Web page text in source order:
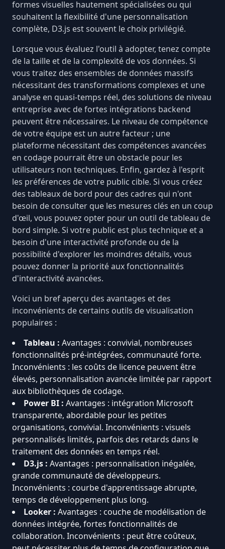
formes visuelles hautement spécialisées ou qui
souhaitent la flexibilité d'une personnalisation
complète, D3.js est souvent le choix privilégié.
Lorsque vous évaluez l'outil à adopter, tenez compte
de la taille et de la complexité de vos données. Si
vous traitez des ensembles de données massifs
nécessitant des transformations complexes et une
analyse en quasi-temps réel, des solutions de niveau
entreprise avec de fortes intégrations backend
peuvent être nécessaires. Le niveau de compétence
de votre équipe est un autre facteur ; une
plateforme nécessitant des compétences avancées
en codage pourrait être un obstacle pour les
utilisateurs non techniques. Enfin, gardez à l'esprit
les préférences de votre public cible. Si vous créez
des tableaux de bord pour des cadres qui n'ont
besoin de consulter que les mesures clés en un coup
d'œil, vous pouvez opter pour un outil de tableau de
bord simple. Si votre public est plus technique et a
besoin d'une interactivité profonde ou de la
possibilité d'explorer les moindres détails, vous
pouvez donner la priorité aux fonctionnalités
d'interactivité avancées.
Voici un bref aperçu des avantages et des
inconvénients de certains outils de visualisation
populaires :
Tableau : Avantages : convivial, nombreuses
fonctionnalités pré-intégrées, communauté forte.
Inconvénients : les coûts de licence peuvent être
élevés, personnalisation avancée limitée par rapport
aux bibliothèques de codage.
Power BI : Avantages : intégration Microsoft
transparente, abordable pour les petites
organisations, convivial. Inconvénients : visuels
personnalisés limités, parfois des retards dans le
traitement des données en temps réel.
D3.js : Avantages : personnalisation inégalée,
grande communauté de développeurs.
Inconvénients : courbe d'apprentissage abrupte,
temps de développement plus long.
Looker : Avantages : couche de modélisation de
données intégrée, fortes fonctionnalités de
collaboration. Inconvénients : peut être coûteux,